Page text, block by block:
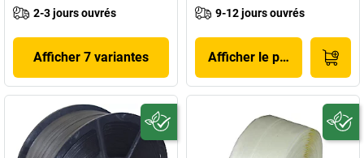
2-3 jours ouvrés
Afficher 7 variantes
9-12 jours ouvrés
Afficher le produit